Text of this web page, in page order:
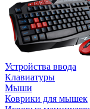
Устройства ввода
Клавиатуры
Мыши
Коврики для мышек